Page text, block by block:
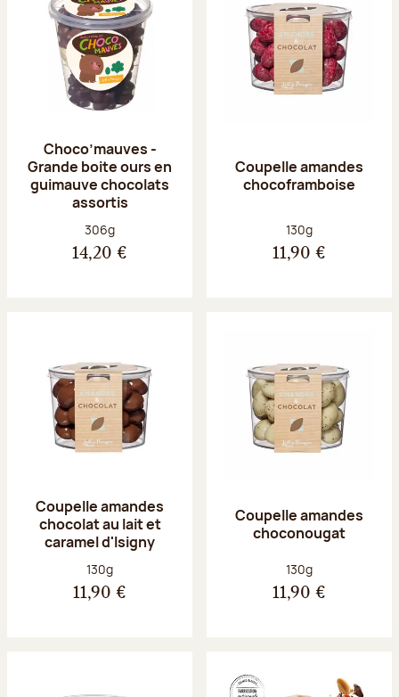
Choco’mauves -
Grande boite ours en
guimauve chocolats
assortis
Poids net :
306g
14,20 €
Coupelle amandes
chocoframboise
Poids net :
130g
11,90 €
Coupelle amandes
chocolat au lait et
caramel d'Isigny
Poids net :
130g
11,90 €
Coupelle amandes
choconougat
Poids net :
130g
11,90 €